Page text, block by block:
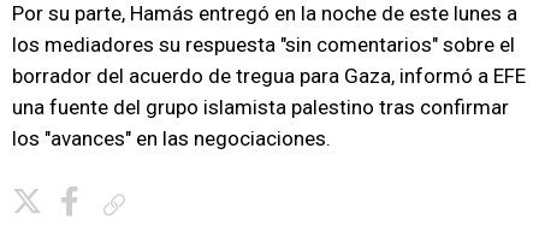
Por su parte, Hamás entregó en la noche de este lunes a
los mediadores su respuesta "sin comentarios" sobre el
borrador del acuerdo de tregua para Gaza, informó a EFE
una fuente del grupo islamista palestino tras confirmar
los "avances" en las negociaciones.